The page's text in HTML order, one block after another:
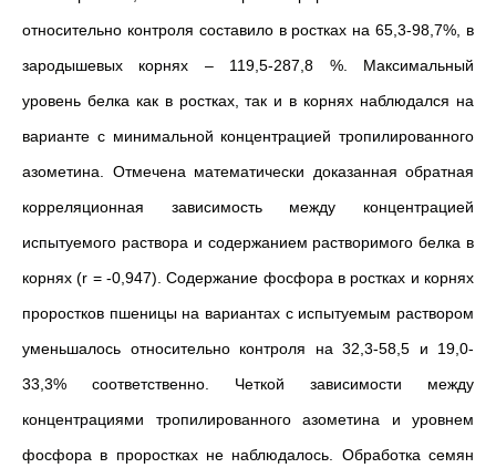
относительно контроля составило в ростках на 65,3-98,7%, в
зародышевых корнях – 119,5-287,8 %. Максимальный
уровень белка как в ростках, так и в корнях наблюдался на
варианте с минимальной концентрацией тропилированного
азометина. Отмечена математически доказанная обратная
корреляционная зависимость между концентрацией
испытуемого раствора и содержанием растворимого белка в
корнях (r = -0,947). Содержание фосфора в ростках и корнях
проростков пшеницы на вариантах с испытуемым раствором
уменьшалось относительно контроля на 32,3-58,5 и 19,0-
33,3% соответственно. Четкой зависимости между
концентрациями тропилированного азометина и уровнем
фосфора в проростках не наблюдалось. Обработка семян